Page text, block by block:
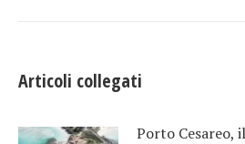
Articoli collegati
Porto Cesareo,